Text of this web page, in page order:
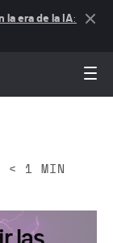
la era de la IA:
< 1 MIN